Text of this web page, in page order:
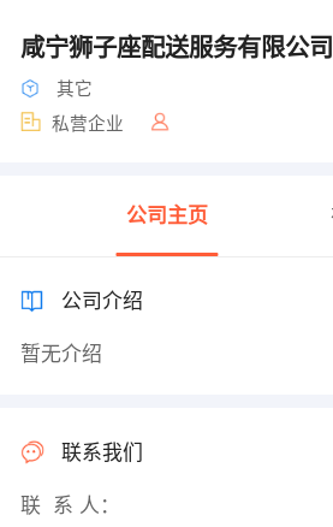
咸宁狮子座配送服务有限公司
其它
私营企业
公司主页
公司介绍
暂无介绍
联系我们
联 系 人：